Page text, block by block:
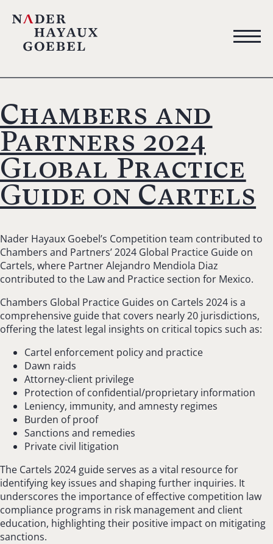
Chambers and
Partners 2024
Global Practice
Guide on Cartels
Nader Hayaux Goebel’s Competition team contributed to
Chambers and Partners’ 2024 Global Practice Guide on
Cartels, where Partner Alejandro Mendiola Diaz
contributed to the Law and Practice section for Mexico.
Chambers Global Practice Guides on Cartels 2024 is a
comprehensive guide that covers nearly 20 jurisdictions,
offering the latest legal insights on critical topics such as:
Cartel enforcement policy and practice
Dawn raids
Attorney-client privilege
Protection of confidential/proprietary information
Leniency, immunity, and amnesty regimes
Burden of proof
Sanctions and remedies
Private civil litigation
The Cartels 2024 guide serves as a vital resource for
identifying key issues and shaping further inquiries. It
underscores the importance of effective competition law
compliance programs in risk management and client
education, highlighting their positive impact on mitigating
sanctions.